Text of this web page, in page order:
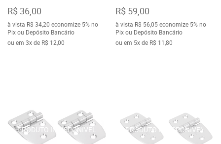
R$ 36,00
à vista R$ 34,20 economize 5%no
Pix ou Depósito Bancário
ou em 3xde R$ 12,00
R$ 59,00
à vista R$ 56,05economize 5%no
Pix ou Depósito Bancário
ou em 5xde R$ 11,80